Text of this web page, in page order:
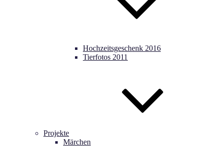
Hochzeitsgeschenk 2016
Tierfotos 2011
Projekte
Märchen